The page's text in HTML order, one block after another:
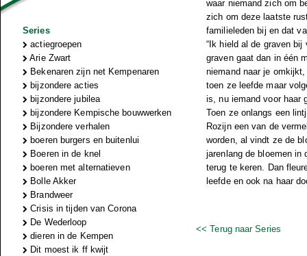
Series
actiegroepen
Arie Zwart
Bekenaren zijn net Kempenaren
bijzondere acties
bijzondere jubilea
bijzondere Kempische bouwwerken
Bijzondere verhalen
boeren burgers en buitenlui
Boeren in de knel
boeren met alternatieven
Bolle Akker
Brandweer
Crisis in tijden van Corona
De Wederloop
dieren in de Kempen
Dit moest ik ff kwijt
waar niemand zich om
zich om deze laatste
familieleden bij en dat
“Ik hield al de graven
graven gaat dan in één
niemand naar je
toen ze leefde maar
is, nu iemand voor haar
Toen ze onlangs een
Rozijn een van de
worden, al vindt ze de
jarenlang de bloemen in
terug te keren. Dan
leefde en ook na haar
<< Terug naar Series